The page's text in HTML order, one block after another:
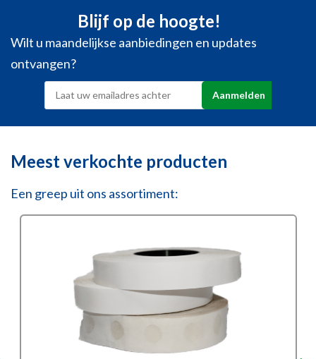
Blijf op de hoogte!
Wilt u maandelijkse aanbiedingen en updates
ontvangen?
Meest verkochte producten
Een greep uit ons assortiment: